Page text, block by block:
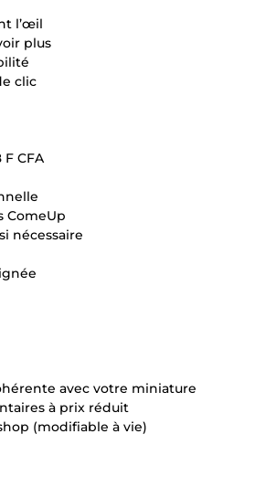
l’œil
plus
clic
F CFA
ComeUp
nécessaire
avec votre miniature
à prix réduit
(modifiable à vie)